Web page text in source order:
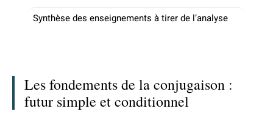
Synthèse des enseignements à tirer de l’analyse
Les fondements de la conjugaison :
futur simple et conditionnel